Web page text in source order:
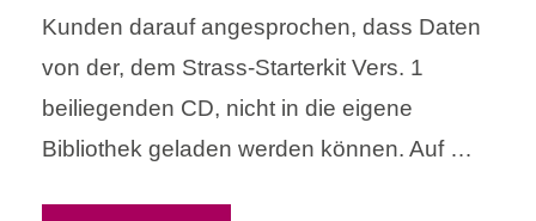
Kunden darauf angesprochen, dass Daten
von der, dem Strass-Starterkit Vers. 1
beiliegenden CD, nicht in die eigene
Bibliothek geladen werden können. Auf …